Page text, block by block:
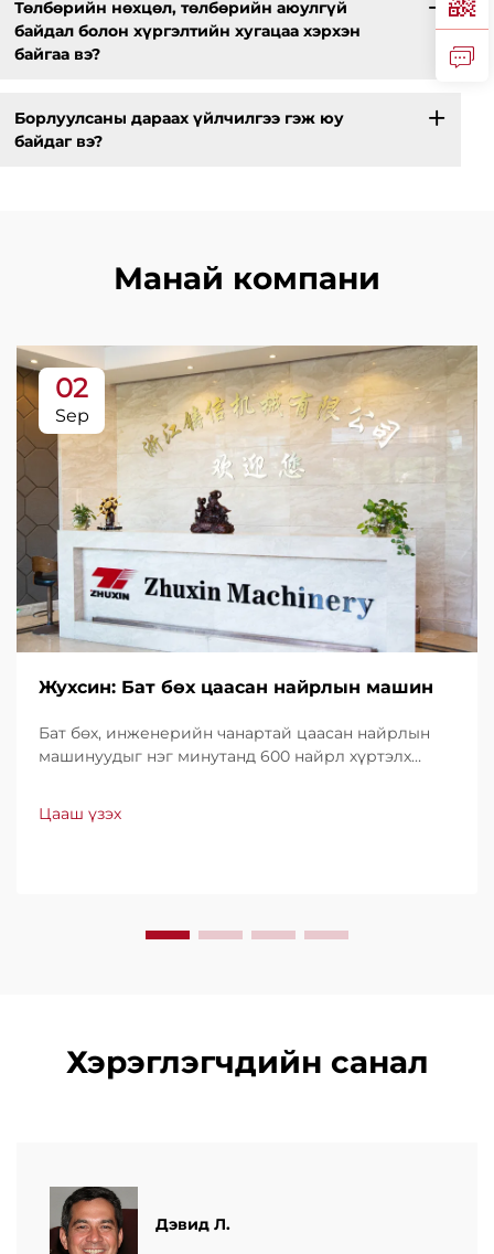
Төлбөрийн нөхцөл, төлбөрийн аюулгүй
байдал болон хүргэлтийн хугацаа хэрхэн
байгаа вэ?
Борлуулсаны дараах үйлчилгээ гэж юу
байдаг вэ?
Манай компани
02
Sep
Жухсин: Бат бөх цаасан найрлын машин
Бат бөх, инженерийн чанартай цаасан найрлын
машинуудыг нэг минутанд 600 найрл хүртэлх
дэлхийн хэмжээнд итгэл үнэнчээр ашиглагддаг.
Цааш үзэх
Хэрэглэгчдийн санал
Дэвид Л.